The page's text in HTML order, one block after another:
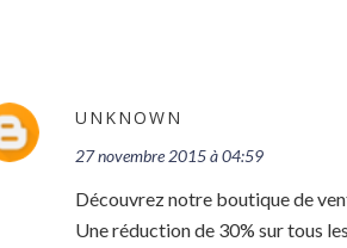
UNKNOWN
27 novembre 2015 à 04:59
Découvrez notre boutique de
Une réduction de 30% sur tous